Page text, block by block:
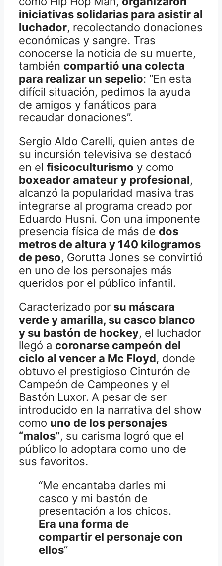
iniciativas solidarias para asistir al
luchador, recolectando donaciones
económicas y sangre. Tras
conocerse la noticia de su muerte,
también compartió una colecta
para realizar un sepelio: “En esta
difícil situación, pedimos la ayuda
de amigos y fanáticos para
recaudar donaciones”.
Sergio Aldo Carelli, quien antes de
su incursión televisiva se destacó
en el fisicoculturismo y como
boxeador amateur y profesional,
alcanzó la popularidad masiva tras
integrarse al programa creado por
Eduardo Husni. Con una imponente
presencia física de más de dos
metros de altura y 140 kilogramos
de peso, Gorutta Jones se convirtió
en uno de los personajes más
queridos por el público infantil.
Caracterizado por su máscara
verde y amarilla, su casco blanco
y su bastón de hockey, el luchador
llegó a coronarse campeón del
ciclo al vencer a Mc Floyd, donde
obtuvo el prestigioso Cinturón de
Campeón de Campeones y el
Bastón Luxor. A pesar de ser
introducido en la narrativa del show
como uno de los personajes
“malos”, su carisma logró que el
público lo adoptara como uno de
sus favoritos.
“Me encantaba darles mi
casco y mi bastón de
presentación a los chicos.
Era una forma de
compartir el personaje con
ellos”